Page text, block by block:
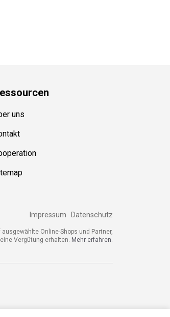
Online-Shops und Partner,